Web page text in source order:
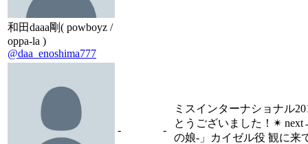
和田daaa剛( powboyz /
oppa-la )
@daa_enoshima777
- -
ミスインターナショナル
とうございました！✴︎
の娘-」カイゼル役 観に来